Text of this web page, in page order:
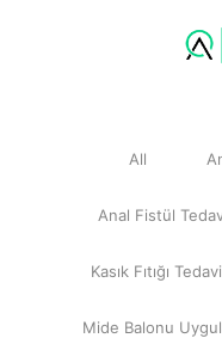
All
Anal Fistül
Kasık Fıtığı
Mide Balonu